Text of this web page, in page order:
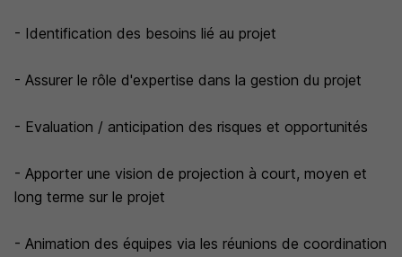
- Identification des besoins lié au projet
- Assurer le rôle d'expertise dans la gestion du projet
- Evaluation / anticipation des risques et opportunités
- Apporter une vision de projection à court, moyen et
long terme sur le projet
- Animation des équipes via les réunions de coordination